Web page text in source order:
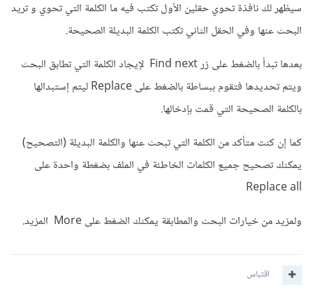
سيظهر لك نافذة تحوي حقلين الأول تكتب فيه ما الكلمة التي تحوي و تريد
البحث عنها وفي الحقل الثاني تكتب الكلمة البديلة الصحيحة.
بعدها تبدأ بالضغط على زر Find next لإيجاد الكلمة التي تطابق البحث
ويتم تحديدها فتقوم ببساطة بالضغط على Replace ليتم إستبدالها
بالكلمة الصحيحة التي قمت بإدخالها.
كما إن كنت متأكد من الكلمة التي تبحث عنها والكلمة البديلة (التصحيح)
يمكنك تصحيح جميع الكلمات الخاطئة في الملف بضغطة واحدة على
Replace all
ولمزيد من خيارات البحث والمطابقة يمكنك الضغط على More المزيد.
اقتباس